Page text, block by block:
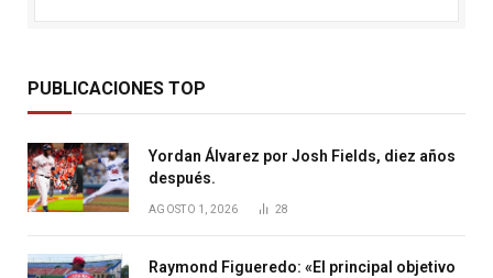
PUBLICACIONES TOP
Yordan Álvarez por Josh Fields, diez años
después.
AGOSTO 1, 2026 28
Raymond Figueredo: «El principal objetivo